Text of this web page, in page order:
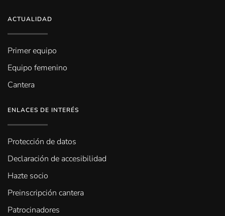
ACTUALIDAD
Primer equipo
Equipo femenino
Cantera
ENLACES DE INTERÉS
Protección de datos
Declaración de accesibilidad
Hazte socio
Preinscripción cantera
Patrocinadores